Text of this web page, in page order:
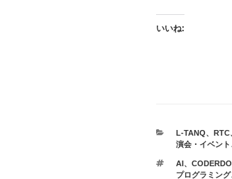
いいね:
カ
テ
リ
L-TANQ、 RTC
演会・イベント
タ
グ
AI、
プログラミング